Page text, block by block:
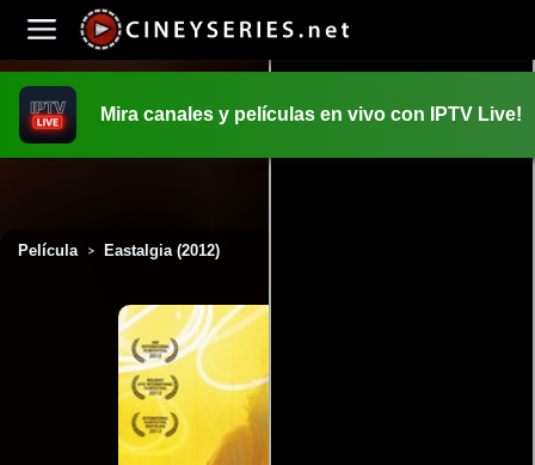
Mira canales y películas en vivo con IPTV Live!
Película > Eastalgia (2012)